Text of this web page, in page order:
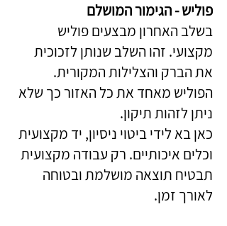
פוליש - הגימור המושלם
בשלב האחרון מבצעים פוליש
מקצועי. זהו השלב שנותן לזכוכית
את הברק והצלילות המקורית.
הפוליש מאחד את כל האזור כך שלא
ניתן לזהות תיקון.
כאן בא לידי ביטוי ניסיון, יד מקצועית
וכלים איכותיים. רק עבודה מקצועית
תבטיח תוצאה מושלמת ובטוחה
לאורך זמן.